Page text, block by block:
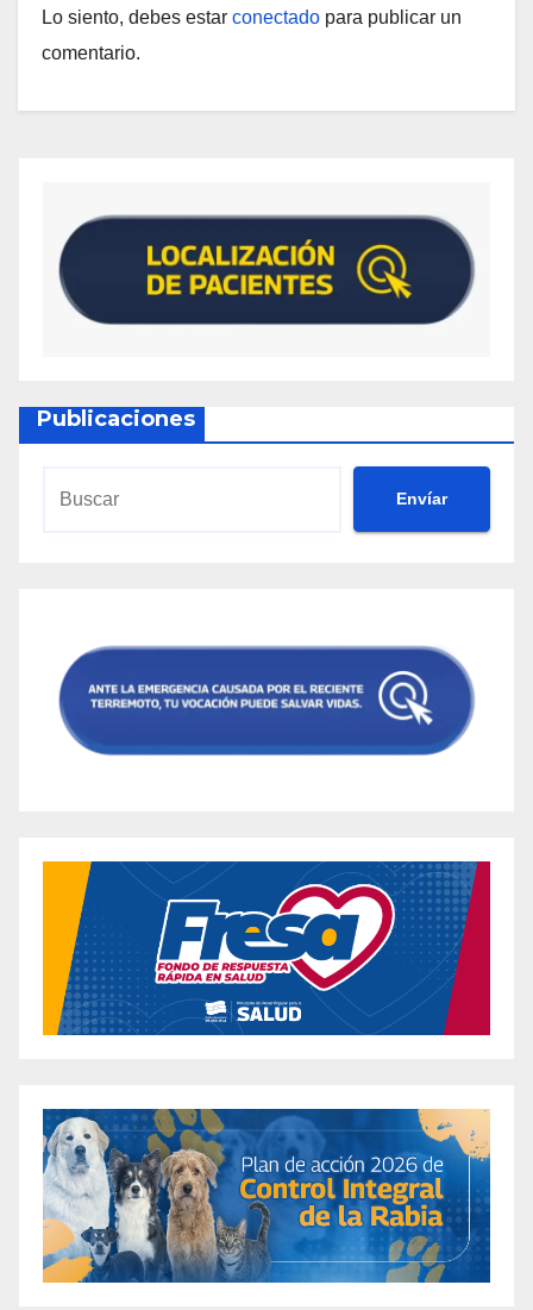
Lo siento, debes estar conectado para publicar un
comentario.
Publicaciones
Envíar